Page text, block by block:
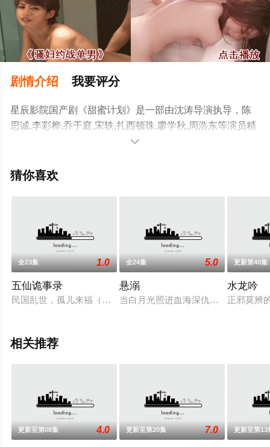
剧情介绍 我要评分
星辰影院国产剧《甜蜜计划》是一部由沈涛导演执导，陈
思诚,李彩桦,乔于庭,宋轶,扎西顿珠,廖学秋,周浩东等演员精
彩演绎的大陆电视剧，大结局剧情已揭晓（已完结），手
更多相关信息可移步至豆瓣电视剧、电视猫或剧情网等平

猜你喜欢
全23集 1.0
五仙诡事录
民国乱世，孤儿来福（高凯 饰）因家族被“狐仙灭门”流落江湖
全24集 5.0
悬溺
当白月光照进血海深仇，我们注定在
更新第40集
水龙吟
正邪莫辨
相关推荐
更新至第08集 4.0 更新至第20集 7.0 更新至第13